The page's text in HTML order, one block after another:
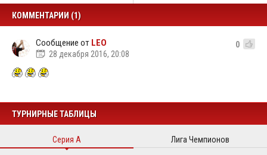
КОММЕНТАРИИ (1)
Сообщение от LEO
28 декабря 2016, 20:08
0
ТУРНИРНЫЕ ТАБЛИЦЫ
Серия А Лига Чемпионов